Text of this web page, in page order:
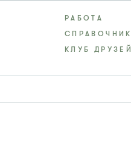
РАБОТА
СПРАВОЧНИК
КЛУБ ДРУЗЕЙ